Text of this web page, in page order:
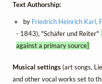
Text Authorship:
by Friedrich Heinrich Karl,
- 1843), "Schäfer und Reiter"
against a primary source]
Musical settings(art songs,
and other vocal works set to